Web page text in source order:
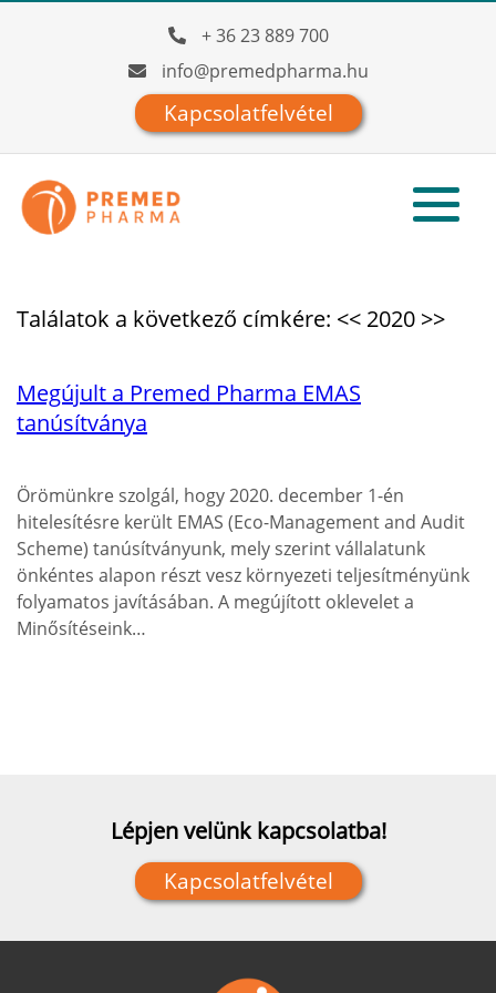
+ 36 23 889 700
info@premedpharma.hu
Kapcsolatfelvétel
Találatok a következő címkére: << 2020 >>
Megújult a Premed Pharma EMAS
tanúsítványa
Örömünkre szolgál, hogy 2020. december 1-én
hitelesítésre került EMAS (Eco-Management and Audit
Scheme) tanúsítványunk, mely szerint vállalatunk
önkéntes alapon részt vesz környezeti teljesítményünk
folyamatos javításában. A megújított oklevelet a
Minősítéseink…
Lépjen velünk kapcsolatba!
Kapcsolatfelvétel